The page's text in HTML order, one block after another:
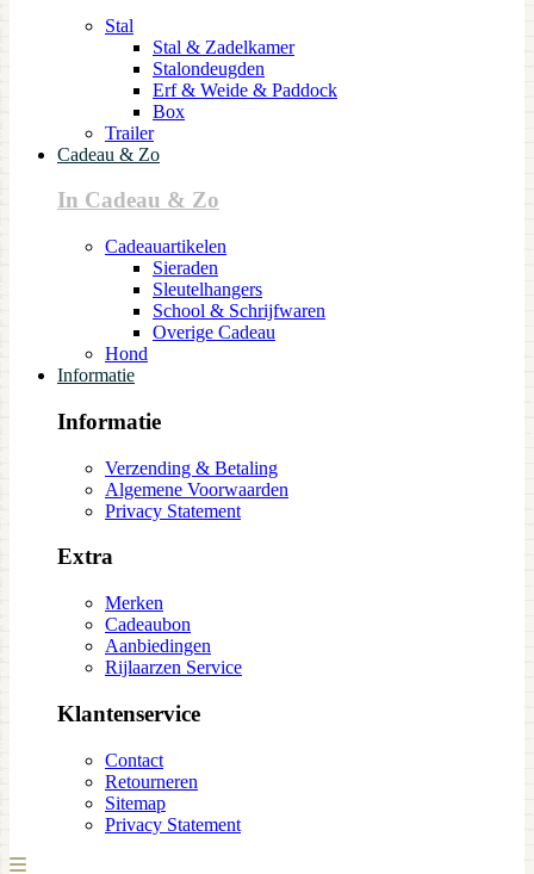
Stal
Stal & Zadelkamer
Stalondeugden
Erf & Weide & Paddock
Box
Trailer
Cadeau & Zo
In Cadeau & Zo
Cadeauartikelen
Sieraden
Sleutelhangers
School & Schrijfwaren
Overige Cadeau
Hond
Informatie
Informatie
Verzending & Betaling
Algemene Voorwaarden
Privacy Statement
Extra
Merken
Cadeaubon
Aanbiedingen
Rijlaarzen Service
Klantenservice
Contact
Retourneren
Sitemap
Privacy Statement